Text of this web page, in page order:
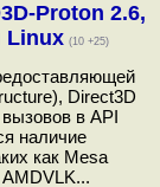
Proton 2.6,
Linux (10 +25)
Direct3D
в API
наличие
как Mesa